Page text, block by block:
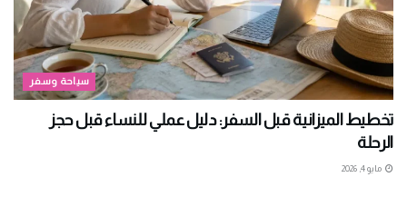
سياحة وسفر
تخطيط الميزانية قبل السفر: دليل عملي للنساء قبل حجز
الرحلة
مايو 4, 2026